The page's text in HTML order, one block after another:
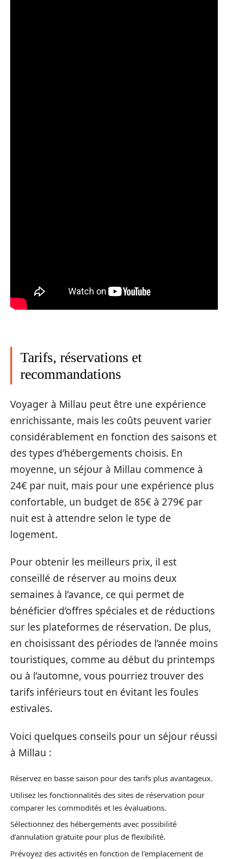
Tarifs, réservations et
recommandations
Voyager à Millau peut être une expérience
enrichissante, mais les coûts peuvent varier
considérablement en fonction des saisons et
des types d’hébergements choisis. En
moyenne, un séjour à Millau commence à
24€ par nuit, mais pour une expérience plus
confortable, un budget de 85€ à 279€ par
nuit est à attendre selon le type de
logement.
Pour obtenir les meilleurs prix, il est
conseillé de réserver au moins deux
semaines à l’avance, ce qui permet de
bénéficier d’offres spéciales et de réductions
sur les plateformes de réservation. De plus,
en choisissant des périodes de l’année moins
touristiques, comme au début du printemps
ou à l’automne, vous pourriez trouver des
tarifs inférieurs tout en évitant les foules
estivales.
Voici quelques conseils pour un séjour réussi
à Millau :
Réservez en basse saison pour des tarifs plus avantageux.
Utilisez les fonctionnalités des sites de réservation pour
comparer les commodités et les évaluations.
Sélectionnez des hébergements avec possibilité
d’annulation gratuite pour plus de flexibilité.
Prévoyez des activités en fonction de l’emplacement de